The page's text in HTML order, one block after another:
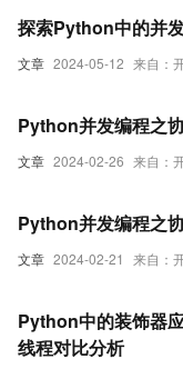
文章 2024-05-12 来自：
探索Python中的并
文章 2024-02-26 来自：
Python并发编程之
文章 2024-02-21 来自：
Python并发编程之
Python中的装饰器
线程对比分析